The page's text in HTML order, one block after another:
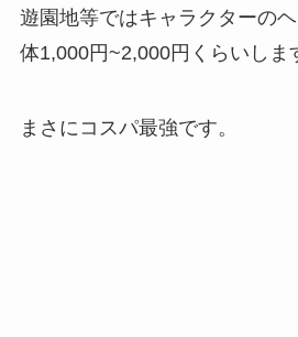
遊園地等ではキャラクターの
体1,000円~2,000円くらい しま
まさにコスパ最強です。